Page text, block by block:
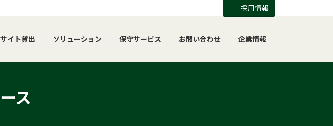
採用情報
イト貸出 ソリューション 保守サービス お問い合わせ 企業情報
ス